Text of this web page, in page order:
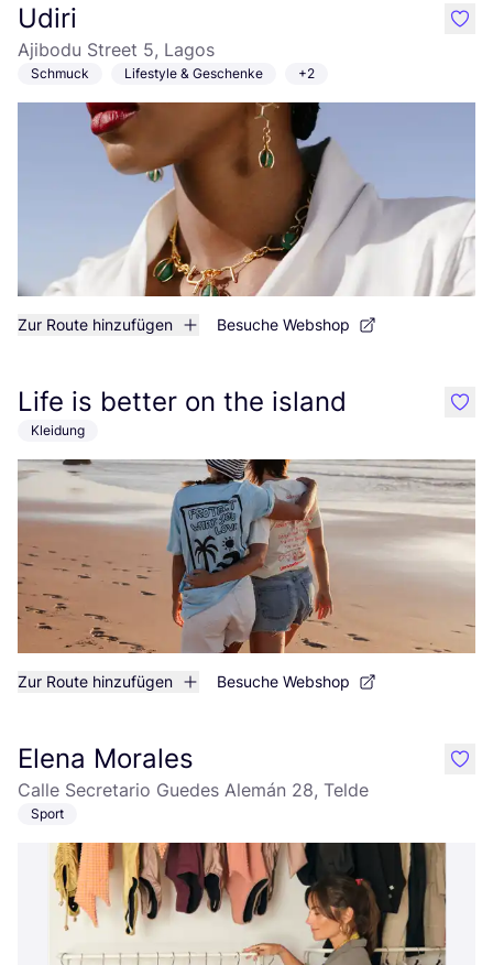
Udiri
Ajibodu Street 5, Lagos
Schmuck Lifestyle & Geschenke +2
Zur Route hinzufügen Besuche Webshop
like
Life is better on the island
Kleidung
Zur Route hinzufügen Besuche Webshop
like
Elena Morales
Calle Secretario Guedes Alemán 28, Telde
Sport
like